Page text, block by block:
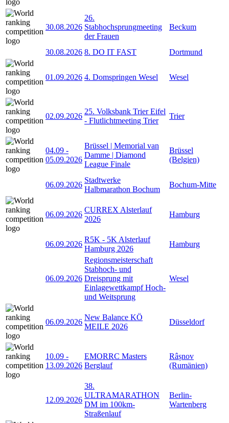
30.08.2026
26.
Stabhochsprungmeeting
der Frauen
Beckum
30.08.2026 8. DO IT FAST Dortmund
01.09.2026 4. Domspringen Wesel Wesel
02.09.2026
25. Volksbank Trier Eifel
- Flutlichtmeeting Trier
Trier
04.09 -
05.09.2026
Brüssel | Memorial van
Damme | Diamond
League Finale
Brüssel
(Belgien)
06.09.2026
Stadtwerke
Halbmarathon Bochum
Bochum-Mitte
06.09.2026
CURREX Alsterlauf
2026
Hamburg
06.09.2026
R5K - 5K Alsterlauf
Hamburg 2026
Hamburg
06.09.2026
Regionsmeisterschaft
Stabhoch- und
Dreisprung mit
Einlagewettkampf Hoch-
und Weitsprung
Wesel
06.09.2026
New Balance KÖ
MEILE 2026
Düsseldorf
10.09 -
13.09.2026
EMORRC Masters
Berglauf
Râșnov
(Rumänien)
12.09.2026
38.
ULTRAMARATHON
DM im 100km-
Straßenlauf
Berlin-
Wartenberg